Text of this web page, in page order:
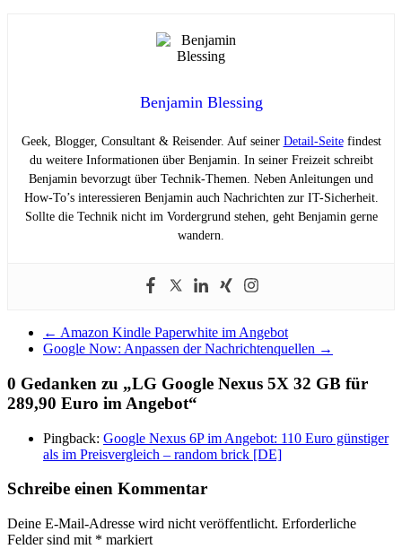
Benjamin Blessing
Geek, Blogger, Consultant & Reisender. Auf seiner Detail-Seitefindest
du weitere Informationen über Benjamin. In seiner Freizeit schreibt
Benjamin bevorzugt über Technik-Themen. Neben Anleitungen und
How-To’s interessieren Benjamin auch Nachrichten zur IT-Sicherheit.
Sollte die Technik nicht im Vordergrund stehen, geht Benjamin gerne
wandern.
← Amazon Kindle Paperwhite im Angebot
Google Now: Anpassen der Nachrichtenquellen →
0 Gedanken zu „LG Google Nexus 5X 32 GB für
289,90 Euro im Angebot“
Pingback: Google Nexus 6P im Angebot: 110 Euro günstiger
als im Preisvergleich – random brick [DE]
Schreibe einen Kommentar
Deine E-Mail-Adresse wird nicht veröffentlicht. Erforderliche
Felder sind mit * markiert